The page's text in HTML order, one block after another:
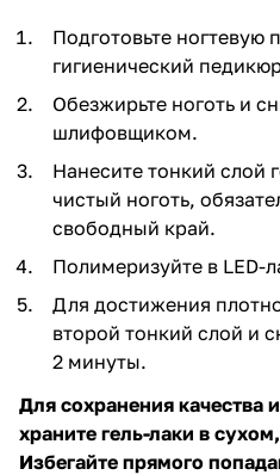
Подготовьте ногтевую
гигиенический
Обезжирьте ноготь и
шлифовщиком.
Нанесите тонкий слой
чистый ноготь,
свободный край.
Полимеризуйте в LED-
Для достижения
второй тонкий слой и
2 минуты.
Для сохранения качества
храните гель-лаки в
Избегайте прямого